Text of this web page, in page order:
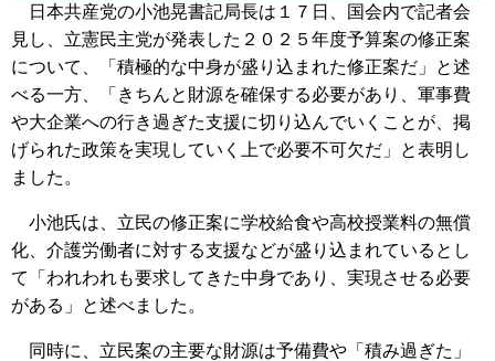
日本共産党の小池晃書記局長は１７日、国会内で記者会
見し、立憲民主党が発表した２０２５年度予算案の修正案
について、「積極的な中身が盛り込まれた修正案だ」と述
べる一方、「きちんと財源を確保する必要があり、軍事費
や大企業への行き過ぎた支援に切り込んでいくことが、掲
げられた政策を実現していく上で必要不可欠だ」と表明し
ました。
小池氏は、立民の修正案に学校給食や高校授業料の無償
化、介護労働者に対する支援などが盛り込まれているとし
て「われわれも要求してきた中身であり、実現させる必要
がある」と述べました。
同時に、立民案の主要な財源は予備費や「積み過ぎた」